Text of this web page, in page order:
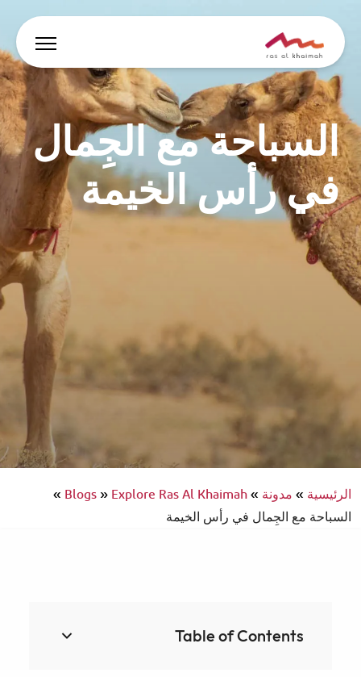
العروض
دع الإلهام يقودك
أين تقيم
أبرز الفعاليات والأنشطة
خطط لرحلتك
يبحث
السباحة مع الجِمال
في رأس الخيمة
الرئيسية»مدونة»
Blogs»Explore Ras Al Khaimah
»
السباحة مع الجِمال في رأس الخيمة
Table of Contents